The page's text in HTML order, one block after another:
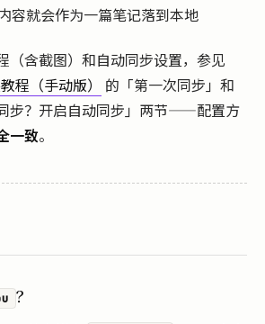
容就会作为一篇笔记落到本地
（含截图）和自动同步设置，参见
程（手动版）
的「第一次同步」和
步？开启自动同步」两节——配置方
一致。
？